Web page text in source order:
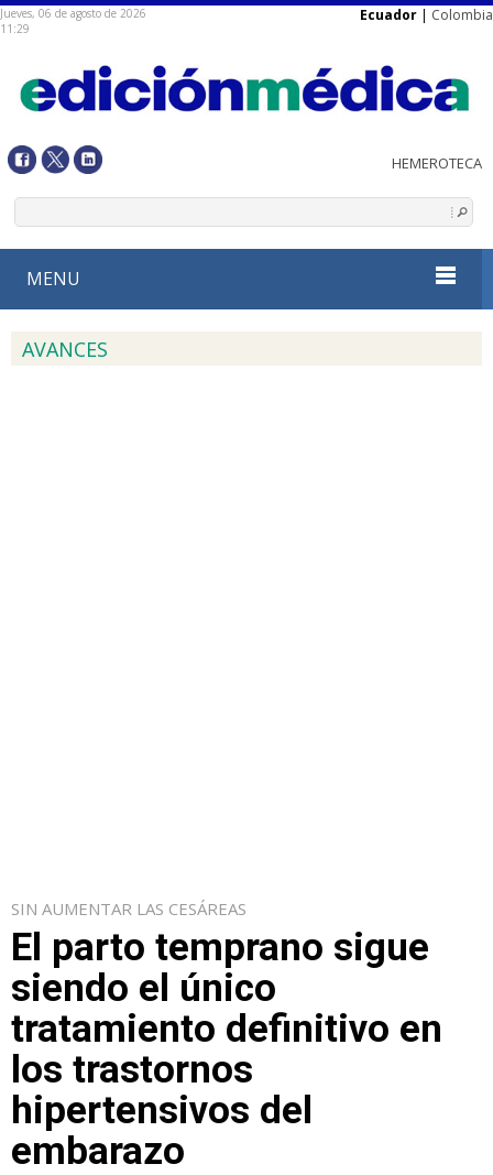
Jueves, 06 de agosto de 2026
11:29
Ecuador | Colombia
MENU
AVANCES
SIN AUMENTAR LAS CESÁREAS
El parto temprano sigue
siendo el único
tratamiento definitivo en
los trastornos
hipertensivos del
embarazo